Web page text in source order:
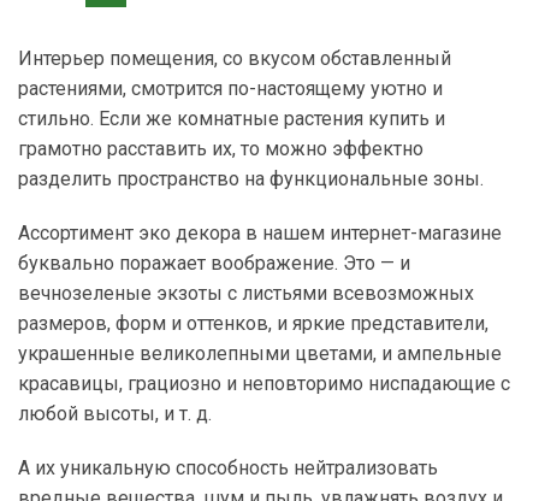
Интерьер помещения, со вкусом обставленный
растениями, смотрится по-настоящему уютно и
стильно. Если же комнатные растения купить и
грамотно расставить их, то можно эффектно
разделить пространство на функциональные зоны.
Ассортимент эко декора в нашем интернет-магазине
буквально поражает воображение. Это — и
вечнозеленые экзоты с листьями всевозможных
размеров, форм и оттенков, и яркие представители,
украшенные великолепными цветами, и ампельные
красавицы, грациозно и неповторимо ниспадающие с
любой высоты, и т. д.
А их уникальную способность нейтрализовать